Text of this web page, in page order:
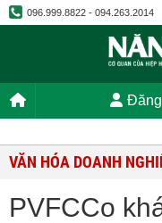
096.999.8822 - 094.263.2014
VĂN HÓA DOANH
PVFCCo